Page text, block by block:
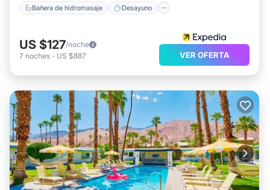
Bañera de hidromasaje Desayuno
US $127/noche
7 noches - US $887 VER OFERTA